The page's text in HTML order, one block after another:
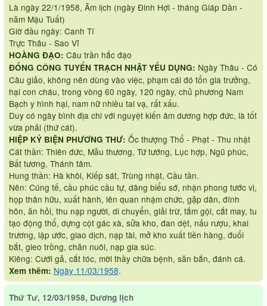
Là ngày 22/1/1958, Âm lịch (ngày Đinh Hợi - tháng Giáp Dần -
năm Mậu Tuất)
Giờ đầu ngày: Canh Tí
Trực Thâu - Sao Vĩ
HOÀNG ĐẠO: Câu trần hắc đạo
ĐỔNG CÔNG TUYỂN TRẠCH NHẬT YẾU DỤNG: Ngày Thâu - Có
Câu giảo, không nên dùng vào việc, phạm cái đó tổn gia trưởng,
hại con cháu, trong vòng 60 ngày, 120 ngày, chủ phương Nam
Bạch y hình hại, nam nữ nhiều tai vạ, rất xấu.
Duy có ngày bình địa chi với nguyệt kiến âm dương hợp đức, là tốt
vừa phải (thứ cát).
HIỆP KỶ BIỆN PHƯƠNG THƯ: Ốc thượng Thổ - Phạt - Thu nhật
Cát thần: Thiên đức, Mẫu thương, Tứ tướng, Lục hợp, Ngũ phúc,
Bất tương, Thánh tâm.
Hung thần: Hà khôi, Kiếp sát, Trùng nhật, Cầu tần.
Nên: Cúng tế, cầu phúc cầu tự, dâng biểu sớ, nhận phong tước vị,
họp thân hữu, xuất hành, lên quan nhậm chức, gặp dân, đính
hôn, ăn hỏi, thu nạp người, di chuyển, giải trừ, tắm gội, cắt may, tu
tạo động thổ, dựng cột gác xà, sửa kho, đan dệt, nấu rượu, khai
trương, lập ước, giao dịch, nạp tài, mở kho xuất tiền hàng, đuổi
bắt, gieo trồng, chăn nuôi, nạp gia súc.
Kiêng: Cưới gả, cắt tóc, mời thầy chữa bệnh, săn bắn, đánh cá.
Xem thêm: Ngày 11/03/1958.
Thứ Tư, 12/03/1958, Dương lịch